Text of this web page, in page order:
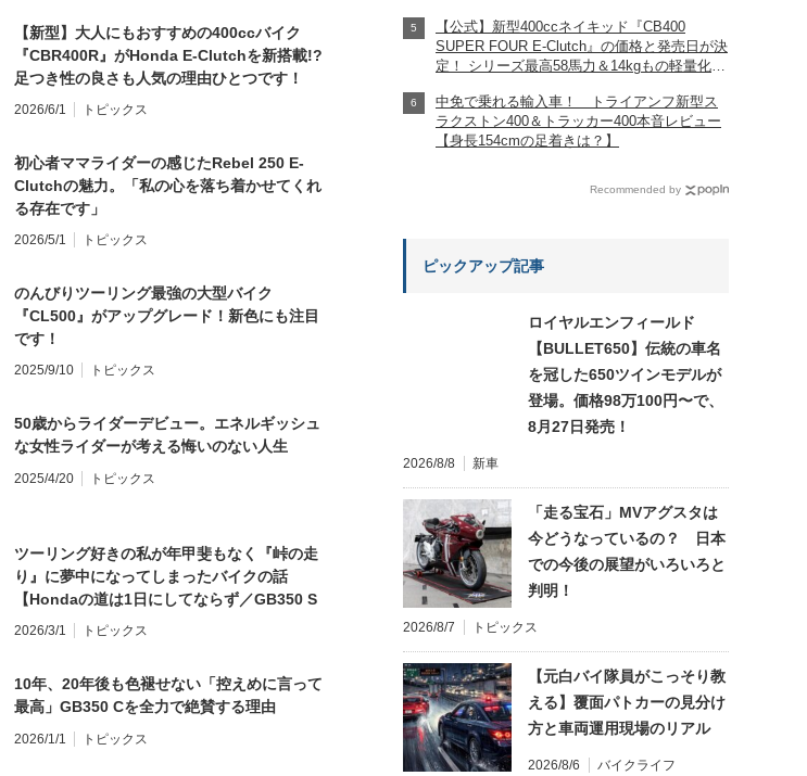
【新型】大人にもおすすめの400ccバイク
『CBR400R』がHonda E-Clutchを新搭載!?
足つき性の良さも人気の理由ひとつです！
2026/6/1 トピックス
初心者ママライダーの感じたRebel 250 E-
Clutchの魅力。「私の心を落ち着かせてくれ
る存在です」
2026/5/1 トピックス
のんびりツーリング最強の大型バイク
『CL500』がアップグレード！新色にも注目
です！
2025/9/10 トピックス
50歳からライダーデビュー。エネルギッシュ
な女性ライダーが考える悔いのない人生
2025/4/20 トピックス
ツーリング好きの私が年甲斐もなく『峠の走
り』に夢中になってしまったバイクの話
【Hondaの道は1日にしてならず／GB350 S
インプレ・レビュー 前編】
2026/3/1 トピックス
10年、20年後も色褪せない「控えめに言って
最高」GB350 Cを全力で絶賛する理由
2026/1/1 トピックス
【公式】新型400ccネイキッド『CB400
SUPER FOUR E-Clutch』の価格と発売日が決
定！ シリーズ最高58馬力＆14kgもの軽量化!?
【Honda2026新車ニュース】
中免で乗れる輸入車！ トライアンフ新型ス
ラクストン400＆トラッカー400本音レビュー
【身長154cmの足着きは？】
Recommended by
ピックアップ記事
ロイヤルエンフィールド
【BULLET650】伝統の車名
を冠した650ツインモデルが
登場。価格98万100円〜で、
8月27日発売！
2026/8/8 新車
「走る宝石」MVアグスタは
今どうなっているの？ 日本
での今後の展望がいろいろと
判明！
2026/8/7 トピックス
【元白バイ隊員がこっそり教
える】覆面パトカーの見分け
方と車両運用現場のリアル
2026/8/6 バイクライフ